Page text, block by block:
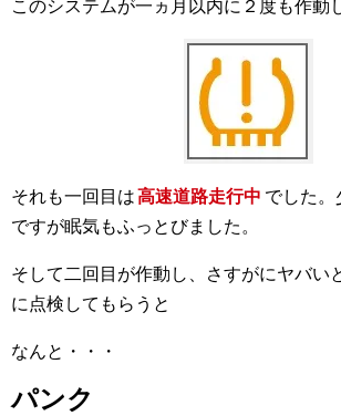
このシステムが一ヵ月以内に２度も作動
それも一回目は高速道路走行中 でした。
ですが眠気もふっとびました。
そして二回目が作動し、さすがにヤバい
に点検してもらうと
なんと・・・
パンク